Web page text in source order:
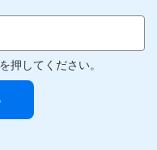
押してください。